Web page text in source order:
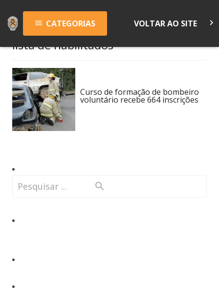
menu CATEGORIAS VOLTAR AO SITE keyboard_arrow_right
lista de habilitados
Curso de formação de bombeiro
voluntário recebe 664 inscrições